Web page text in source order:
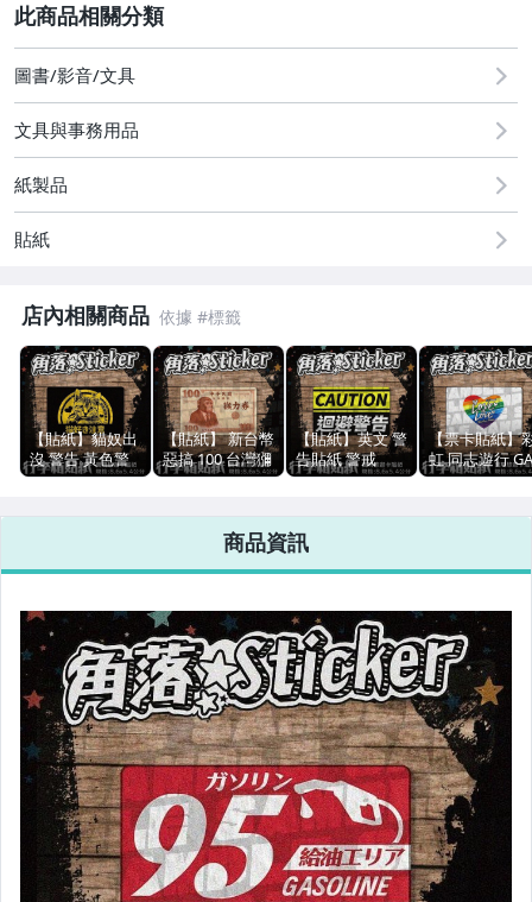
圖書/影音/文具
成人專區
手機、配件與通訊
玩具、模型與公仔
男性精品與服飾
手錶與飾品配件
圖書/影音/文具
文具與事務用品
紙製品
貼紙
店內相關商品
【貼紙】貓奴出
沒 警告 黃色警
戒 注意日文 貓
紙 行李箱貼紙
【貼紙】 新台幣
惡搞 100 台灣獼
猴 多用途卡貼
卡/icash/手機/
筆電/行李箱皆
可用 E022
【貼紙】英文 警
告貼紙 警戒
CAUTION 迴避
貼紙 行李箱貼紙
悠遊卡貼紙 R8-1
【票卡貼紙】
虹 同志遊行
婚姻平權 台灣
貼紙 行李箱貼
商品資訊